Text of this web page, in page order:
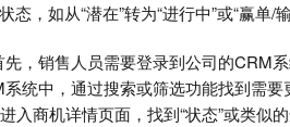
，如从“潜在”转为“进行中”或“赢单/
先，销售人员需要登录到公司的CRM系
统中，通过搜索或筛选功能找到需要
进入商机详情页面，找到“状态”或类似